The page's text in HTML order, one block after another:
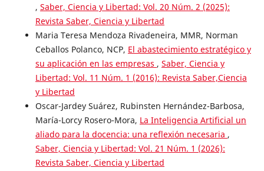
, Saber, Ciencia y Libertad: Vol. 20 Núm. 2 (2025):
Revista Saber, Ciencia y Libertad
Maria Teresa Mendoza Rivadeneira, MMR, Norman
Ceballos Polanco, NCP, El abastecimiento estratégico y
su aplicación en las empresas , Saber, Ciencia y
Libertad: Vol. 11 Núm. 1 (2016): Revista Saber,Ciencia
y Libertad
Oscar-Jardey Suárez, Rubinsten Hernández-Barbosa,
María-Lorcy Rosero-Mora, La Inteligencia Artificial un
aliado para la docencia: una reflexión necesaria ,
Saber, Ciencia y Libertad: Vol. 21 Núm. 1 (2026):
Revista Saber, Ciencia y Libertad